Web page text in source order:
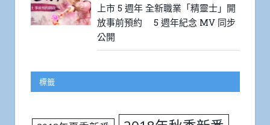
上市 5 週年 全新職業「精靈士」開
放事前預約 5 週年紀念 MV 同步
公開
標籤